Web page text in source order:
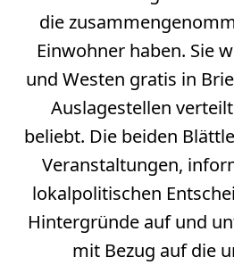
die
Einwohner haben. Sie
und Westen gratis in
Auslagestellen
beliebt. Die beiden
Veranstaltungen,
lokalpolitischen
Hintergründe auf und
mit Bezug auf die